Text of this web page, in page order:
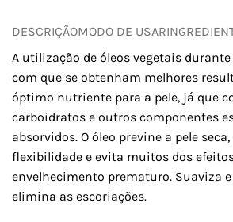
DESCRIÇÃOMODO DE USAR
A utilização de óleos vegetais
com que se obtenham melhores
óptimo nutriente para a pele, já que
carboidratos e outros componentes
absorvidos. O óleo previne a pele
flexibilidade e evita muitos dos
envelhecimento prematuro. Suaviza
elimina as escoriações.